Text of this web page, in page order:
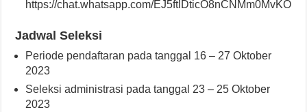
https://chat.whatsapp.com/EJ5ftlDticO8nCNMm0MvKO
Jadwal Seleksi
Periode pendaftaran pada tanggal 16 – 27 Oktober
2023
Seleksi administrasi pada tanggal 23 – 25 Oktober
2023